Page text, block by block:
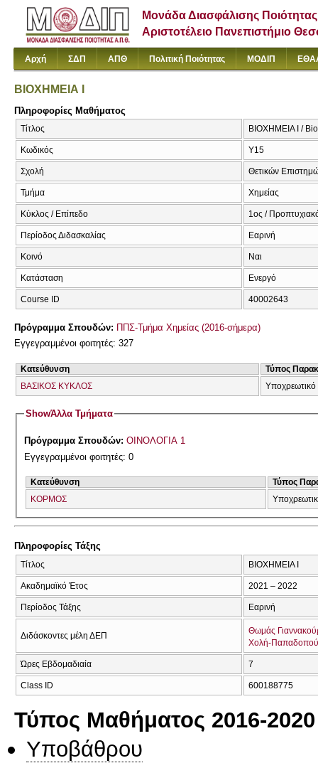
Μονάδα Διασφάλισης Ποιότητας
Αριστοτέλειο Πανεπιστήμιο
Αρχή ΣΔΠ ΑΠΘ Πολιτική Ποιότητας ΜΟΔΙΠ
ΒΙΟΧΗΜΕΙΑ Ι
Πληροφορίες Μαθήματος
Τίτλος ΒΙΟΧΗΜΕΙΑ Ι /
Κωδικός Υ15
Σχολή Θετικών
Τμήμα Χημείας
Κύκλος / Επίπεδο 1ος /
Περίοδος Διδασκαλίας Εαρινή
Κοινό Ναι
Κατάσταση Ενεργό
Course ID 40002643
Πρόγραμμα Σπουδών: ΠΠΣ-Τμήμα Χημείας (2016-σήμερα)
Εγγεγραμμένοι φοιτητές: 327
Κατεύθυνση
Τύπος
ΒΑΣΙΚΟΣ ΚΥΚΛΟΣ
Υποχρεωτικό
ShowΆλλα Τμήματα
Πρόγραμμα Σπουδών:ΟΙΝΟΛΟΓΙΑ 1
Εγγεγραμμένοι φοιτητές: 0
Κατεύθυνση
Τύπος
ΚΟΡΜΟΣ
Πληροφορίες Τάξης
Τίτλος ΒΙΟΧΗΜΕΙΑ Ι
Ακαδημαϊκό Έτος 2021 – 2022
Περίοδος Τάξης Εαρινή
Διδάσκοντες μέλη ΔΕΠ
Θωμάς
Χολή-
Ώρες Εβδομαδιαία 7
Class ID 600188775
Τύπος Μαθήματος 2016-2020
Υποβάθρου